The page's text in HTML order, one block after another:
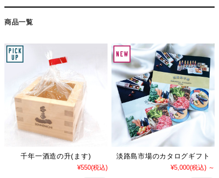
商品一覧
千年一酒造の升(ます)
¥550(税込)
淡路島市場のカタログギフト
¥5,000(税込) ～